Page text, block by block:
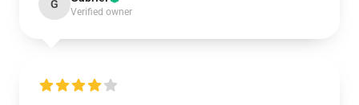
G
Verified owner